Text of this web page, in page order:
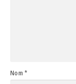
Nom*